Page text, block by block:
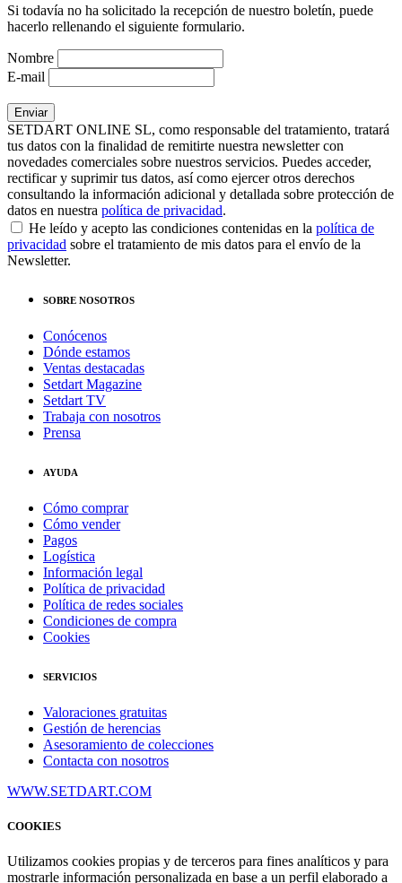
Si todavía no ha solicitado la recepción de nuestro boletín, puede
hacerlo rellenando el siguiente formulario.
Nombre
E-mail
SETDART ONLINE SL, como responsable del tratamiento, tratará
tus datos con la finalidad de remitirte nuestra newsletter con
novedades comerciales sobre nuestros servicios. Puedes acceder,
rectificar y suprimir tus datos, así como ejercer otros derechos
consultando la información adicional y detallada sobre protección de
datos en nuestra política de privacidad.
He leído y acepto las condiciones contenidas en la política de
privacidad sobre el tratamiento de mis datos para el envío de la
Newsletter.
SOBRE NOSOTROS
Conócenos
Dónde estamos
Ventas destacadas
Setdart Magazine
Setdart TV
Trabaja con nosotros
Prensa
AYUDA
Cómo comprar
Cómo vender
Pagos
Logística
Información legal
Política de privacidad
Política de redes sociales
Condiciones de compra
Cookies
SERVICIOS
Valoraciones gratuitas
Gestión de herencias
Asesoramiento de colecciones
Contacta con nosotros
WWW.SETDART.COM
COOKIES
Utilizamos cookies propias y de terceros para fines analíticos y para
mostrarle información personalizada en base a un perfil elaborado a